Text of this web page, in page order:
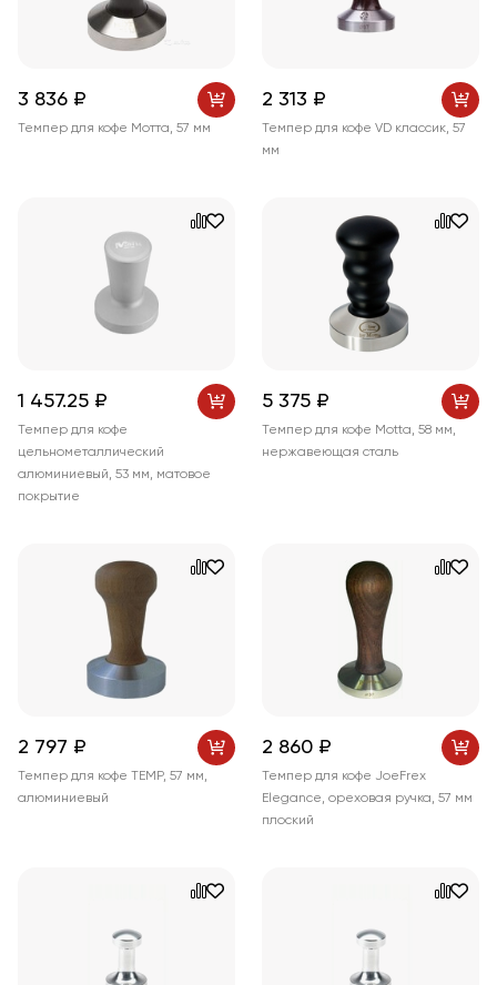
3 836 ₽
Темпер для кофе Мотта, 57 мм
2 313 ₽
Темпер для кофе VD классик, 57
мм
1 457.25 ₽
Темпер для кофе
цельнометаллический
алюминиевый, 53 мм, матовое
покрытие
5 375 ₽
Темпер для кофе Motta, 58 мм,
нержавеющая сталь
2 797 ₽
Темпер для кофе TEMP, 57 мм,
алюминиевый
2 860 ₽
Темпер для кофе JoeFrex
Elegance, ореховая ручка, 57 мм
плоский